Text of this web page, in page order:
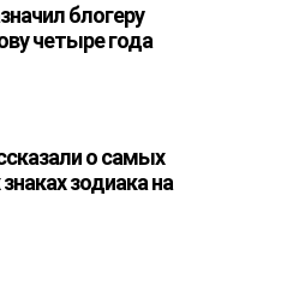
блогеру
четыре года
о самых
зодиака на